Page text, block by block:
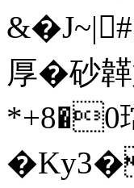
厚�砂
*+8�0